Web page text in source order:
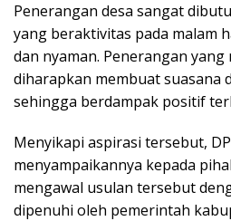
Penerangan desa sangat
yang beraktivitas pada malam
dan nyaman. Penerangan yang
diharapkan membuat suasana
sehingga berdampak positif
Menyikapi aspirasi tersebut,
menyampaikannya kepada
mengawal usulan tersebut
dipenuhi oleh pemerintah